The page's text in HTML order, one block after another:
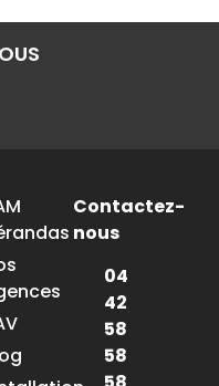
Contactez-
nous
04
42
58
58